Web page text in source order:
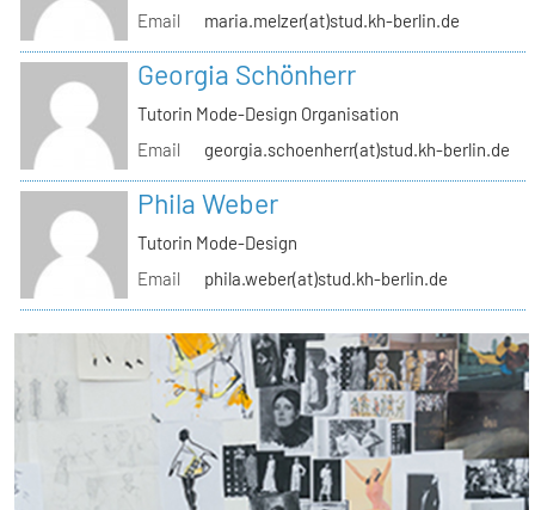
Email
maria.melzer(at)stud.kh-berlin.de
Georgia Schönherr
Tutorin Mode-Design Organisation
Email
georgia.schoenherr(at)stud.kh-berlin.de
Phila Weber
Tutorin Mode-Design
Email
phila.weber(at)stud.kh-berlin.de